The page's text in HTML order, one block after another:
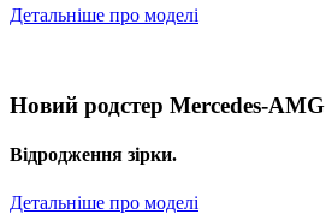
Детальніше про моделі
Новий родстер Mercedes-AMG
Відродження зірки.
Детальніше про моделі